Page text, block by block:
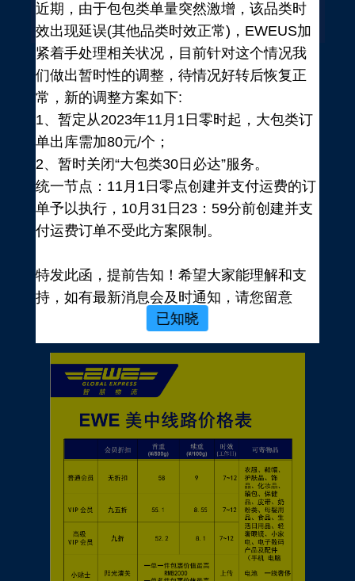
登录
注册新手有礼
价格表
近期，由于包包类单量突然激增，该品类时
效出现延误(其他品类时效正常)，EWEUS加
紧着手处理相关状况，目前针对这个情况我
们做出暂时性的调整，待情况好转后恢复正
常，新的调整方案如下:
1、暂定从2023年11月1日零时起，大包类订
单出库需加80元/个；
2、暂时关闭“大包类30日必达”服务。
统一节点：11月1日零点创建并支付运费的订
单予以执行，10月31日23：59分前创建并支
付运费订单不受此方案限制。
特发此函，提前告知！希望大家能理解和支
持，如有最新消息会及时通知，请您留意
EWE转运官网公告，再次感谢您的配合与支
持！
EWE US EXPRESS INC.
2023年10月19日
已知晓